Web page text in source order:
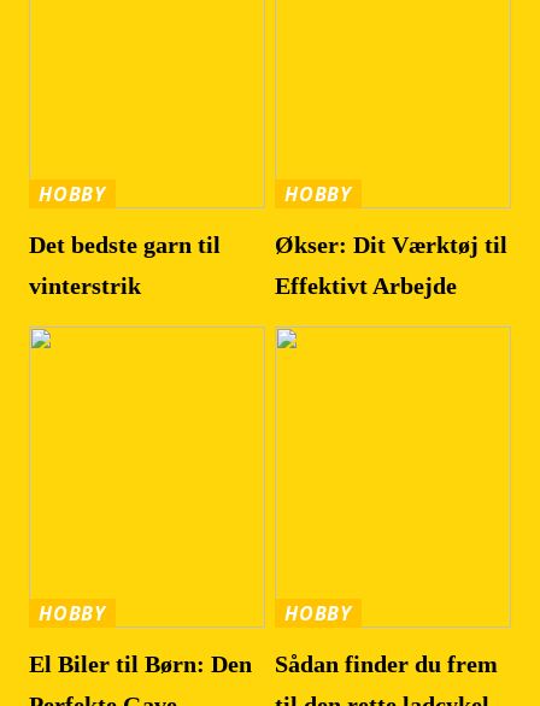
HOBBY
Det bedste garn til
vinterstrik
HOBBY
Økser: Dit Værktøj til
Effektivt Arbejde
HOBBY
El Biler til Børn: Den
HOBBY
Sådan finder du frem